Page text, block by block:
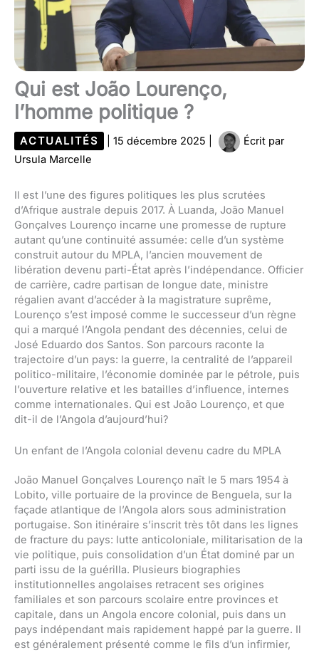
Qui est João Lourenço,
l’homme politique ?
ACTUALITÉS 15 décembre 2025
Écrit par
Ursula Marcelle
Il est l’une des figures politiques les plus scrutées
d’Afrique australe depuis 2017. À Luanda, João Manuel
Gonçalves Lourenço incarne une promesse de rupture
autant qu’une continuité assumée: celle d’un système
construit autour du MPLA, l’ancien mouvement de
libération devenu parti-État après l’indépendance. Officier
de carrière, cadre partisan de longue date, ministre
régalien avant d’accéder à la magistrature suprême,
Lourenço s’est imposé comme le successeur d’un règne
qui a marqué l’Angola pendant des décennies, celui de
José Eduardo dos Santos. Son parcours raconte la
trajectoire d’un pays: la guerre, la centralité de l’appareil
politico-militaire, l’économie dominée par le pétrole, puis
l’ouverture relative et les batailles d’influence, internes
comme internationales. Qui est João Lourenço, et que
dit-il de l’Angola d’aujourd’hui?
Un enfant de l’Angola colonial devenu cadre du MPLA
João Manuel Gonçalves Lourenço naît le 5 mars 1954 à
Lobito, ville portuaire de la province de Benguela, sur la
façade atlantique de l’Angola alors sous administration
portugaise. Son itinéraire s’inscrit très tôt dans les lignes
de fracture du pays: lutte anticoloniale, militarisation de la
vie politique, puis consolidation d’un État dominé par un
parti issu de la guérilla. Plusieurs biographies
institutionnelles angolaises retracent ses origines
familiales et son parcours scolaire entre provinces et
capitale, dans un Angola encore colonial, puis dans un
pays indépendant mais rapidement happé par la guerre. Il
est généralement présenté comme le fils d’un infirmier,